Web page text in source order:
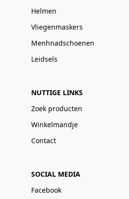
Helmen
Vliegenmaskers
Menhnadschoenen
Leidsels
NUTTIGE LINKS
Zoek producten
Winkelmandje
Contact
SOCIAL MEDIA
Facebook